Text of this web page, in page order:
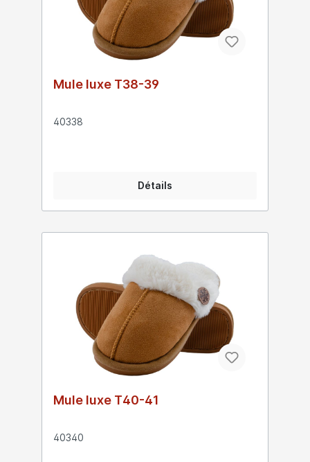
Mule luxe T38-39
40338
Détails
Mule luxe T40-41
40340